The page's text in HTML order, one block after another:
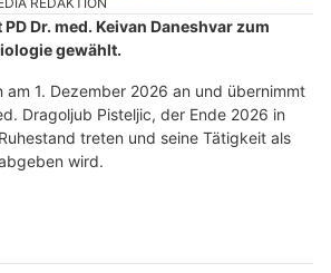
Dr. med. Keivan Daneshvar zum
gewählt.
am 1. Dezember 2026 an und übernimmt
Dragoljub Pisteljic, der Ende 2026 in
treten und seine Tätigkeit als
wird.